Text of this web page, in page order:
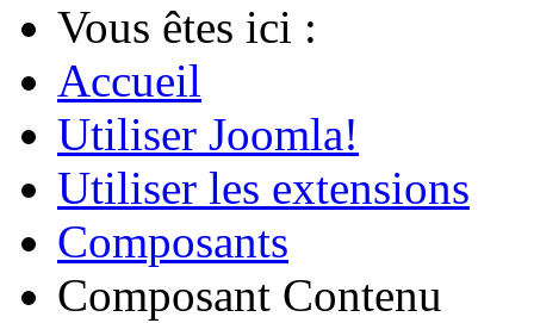
Vous êtes ici :
Accueil
Utiliser Joomla!
Utiliser les extensions
Composants
Composant Contenu